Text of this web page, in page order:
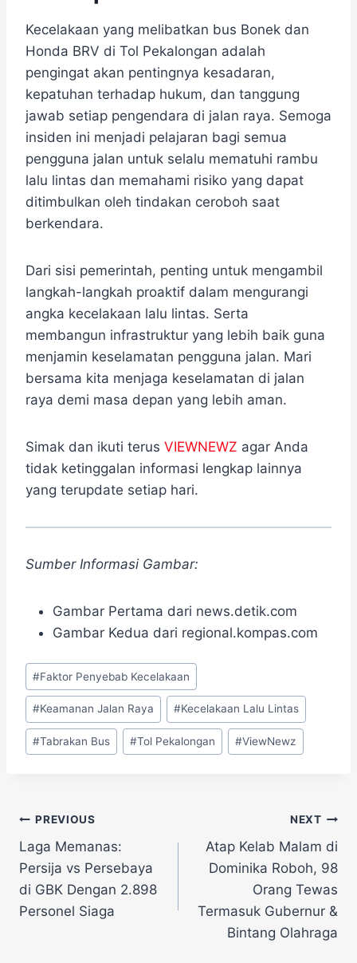
Kecelakaan yang melibatkan bus Bonek dan
Honda BRV di Tol Pekalongan adalah
pengingat akan pentingnya kesadaran,
kepatuhan terhadap hukum, dan tanggung
jawab setiap pengendara di jalan raya. Semoga
insiden ini menjadi pelajaran bagi semua
pengguna jalan untuk selalu mematuhi rambu
lalu lintas dan memahami risiko yang dapat
ditimbulkan oleh tindakan ceroboh saat
berkendara.
Dari sisi pemerintah, penting untuk mengambil
langkah-langkah proaktif dalam mengurangi
angka kecelakaan lalu lintas. Serta
membangun infrastruktur yang lebih baik guna
menjamin keselamatan pengguna jalan. Mari
bersama kita menjaga keselamatan di jalan
raya demi masa depan yang lebih aman.
Simak dan ikuti terus VIEWNEWZ agar Anda
tidak ketinggalan informasi lengkap lainnya
yang terupdate setiap hari.
Sumber Informasi Gambar:
Gambar Pertama dari news.detik.com
Gambar Kedua dari regional.kompas.com
Post
Tags:
#Faktor Penyebab Kecelakaan
#Keamanan Jalan Raya #Kecelakaan Lalu Lintas
#Tabrakan Bus #Tol Pekalongan #ViewNewz
Navigasi
pos
PREVIOUS
Laga Memanas:
Persija vs Persebaya
di GBK Dengan 2.898
Personel Siaga
NEXT
Atap Kelab Malam di
Dominika Roboh, 98
Orang Tewas
Termasuk Gubernur &
Bintang Olahraga